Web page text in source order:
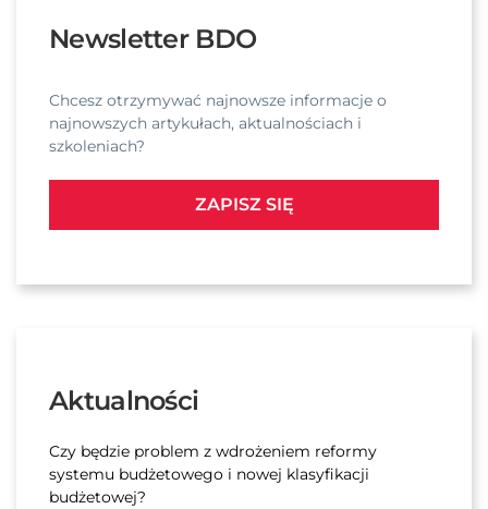
Newsletter BDO
Chcesz otrzymywać najnowsze informacje o
najnowszych artykułach, aktualnościach i
szkoleniach?
ZAPISZ SIĘ
Aktualności
Czy będzie problem z wdrożeniem reformy
systemu budżetowego i nowej klasyfikacji
budżetowej?